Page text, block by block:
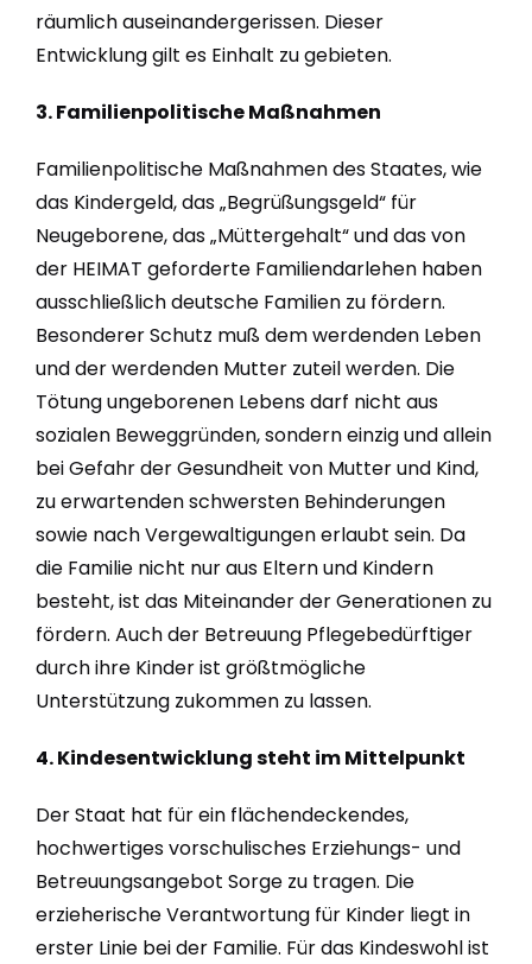
räumlich auseinandergerissen. Dieser
Entwicklung gilt es Einhalt zu gebieten.
3. Familienpolitische Maßnahmen
Familienpolitische Maßnahmen des Staates, wie
das Kindergeld, das „Begrüßungsgeld“ für
Neugeborene, das „Müttergehalt“ und das von
der HEIMAT geforderte Familiendarlehen haben
ausschließlich deutsche Familien zu fördern.
Besonderer Schutz muß dem werdenden Leben
und der werdenden Mutter zuteil werden. Die
Tötung ungeborenen Lebens darf nicht aus
sozialen Beweggründen, sondern einzig und allein
bei Gefahr der Gesundheit von Mutter und Kind,
zu erwartenden schwersten Behinderungen
sowie nach Vergewaltigungen erlaubt sein. Da
die Familie nicht nur aus Eltern und Kindern
besteht, ist das Miteinander der Generationen zu
fördern. Auch der Betreuung Pflegebedürftiger
durch ihre Kinder ist größtmögliche
Unterstützung zukommen zu lassen.
4. Kindesentwicklung steht im Mittelpunkt
Der Staat hat für ein flächendeckendes,
hochwertiges vorschulisches Erziehungs- und
Betreuungsangebot Sorge zu tragen. Die
erzieherische Verantwortung für Kinder liegt in
erster Linie bei der Familie. Für das Kindeswohl ist